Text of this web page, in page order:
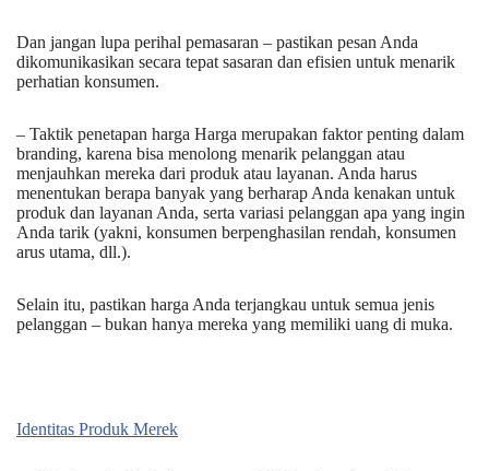
Dan jangan lupa perihal pemasaran – pastikan pesan Anda
dikomunikasikan secara tepat sasaran dan efisien untuk menarik
perhatian konsumen.
– Taktik penetapan harga Harga merupakan faktor penting dalam
branding, karena bisa menolong menarik pelanggan atau
menjauhkan mereka dari produk atau layanan. Anda harus
menentukan berapa banyak yang berharap Anda kenakan untuk
produk dan layanan Anda, serta variasi pelanggan apa yang ingin
Anda tarik (yakni, konsumen berpenghasilan rendah, konsumen
arus utama, dll.).
Selain itu, pastikan harga Anda terjangkau untuk semua jenis
pelanggan – bukan hanya mereka yang memiliki uang di muka.
Identitas Produk Merek